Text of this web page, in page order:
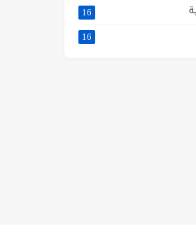
16
16